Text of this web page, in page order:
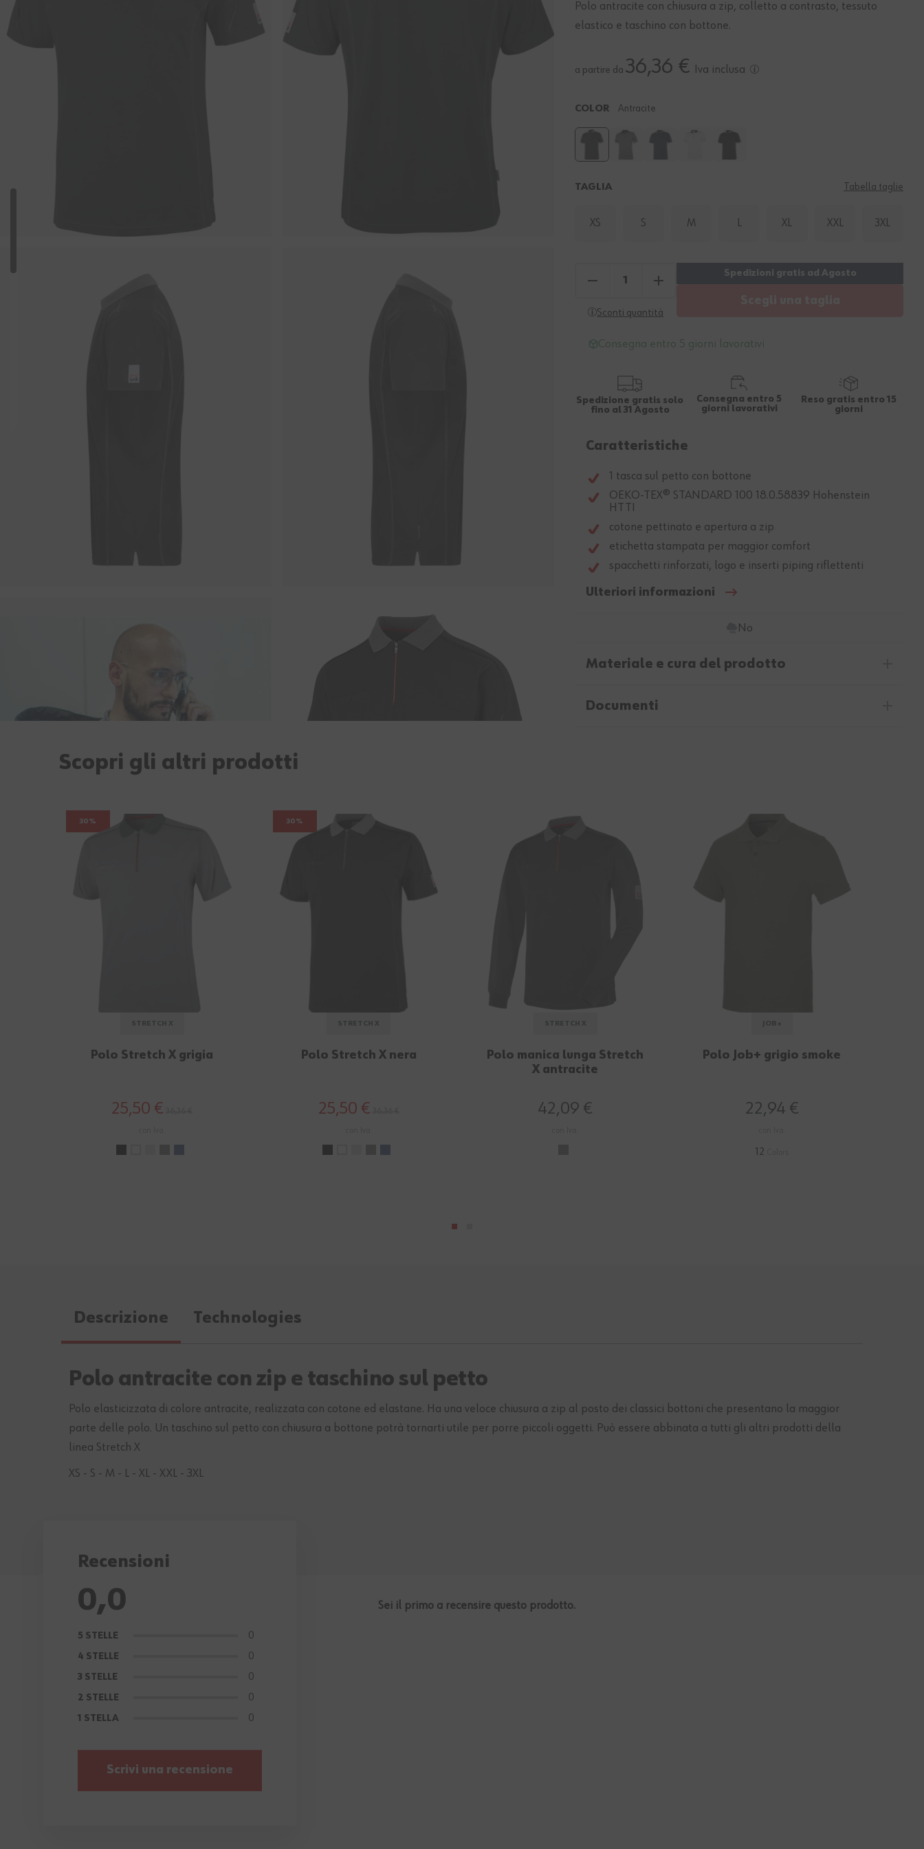
Polo antracite con chiusura a zip, colletto a contrasto, tessuto
elastico e taschino con bottone.
a partire da 36,36 € Iva inclusa
COLOR Antracite
TAGLIA Tabella taglie
XS S M L XL XXL 3XL
Sconti quantità
Consegna entro 5 giorni lavorativi
Spedizione gratis solo
fino al 31 Agosto
Consegna entro 5
giorni lavorativi
Reso gratis entro 15
giorni
Caratteristiche
1 tasca sul petto con bottone
OEKO-TEX® STANDARD 100 18.0.58839 Hohenstein
HTTI
cotone pettinato e apertura a zip
etichetta stampata per maggior comfort
spacchetti rinforzati, logo e inserti piping riflettenti
Ulteriori informazioni
No
Materiale e cura del prodotto
Documenti
Scopri gli altri prodotti
30%
Polo Stretch X grigia
25,50 €
30%
Polo Stretch X nera
25,50 €
Polo manica lunga Stretch
X antracite
42,09 €
Polo Job+ grigio smoke
22,94 €
12
Descrizione Technologies
Polo antracite con zip e taschino sul petto
Polo elasticizzata di colore antracite, realizzata con cotone ed elastane. Ha una veloce chiusura a zip al posto dei classici bottoni che presentano la maggior
parte delle polo. Un taschino sul petto con chiusura a bottone potrà tornarti utile per porre piccoli oggetti. Può essere abbinata a tutti gli altri prodotti della
linea Stretch X
XS - S - M - L - XL - XXL - 3XL
Recensioni
0,0
5 STELLE 0
4 STELLE 0
3 STELLE 0
2 STELLE 0
1 STELLA 0
Scrivi una recensione
Sei il primo a recensire questo prodotto.